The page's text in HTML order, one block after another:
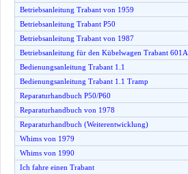
Betriebsanleitung Trabant von 1959
Betriebsanleitung Trabant P50
Betriebsanleitung Trabant von 1987
Betriebsanleitung für den Kübelwagen Trabant 601A
Bedienungsanleitung Trabant 1.1
Bedienungsanleitung Trabant 1.1 Tramp
Reparaturhandbuch P50/P60
Reparaturhandbuch von 1978
Reparaturhandbuch (Weiterentwicklung)
Whims von 1979
Whims von 1990
Ich fahre einen Trabant